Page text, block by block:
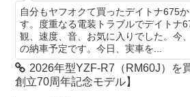
自分もヤフオクて買ったデイトナ675
す。度重なる電装トラブルでデイトナ
観、速度、音、お気に入りでした。今
の納車予定です。今日、実車を...
2026年型YZF-R7（RM60J）を
創立70周年記念モデル】